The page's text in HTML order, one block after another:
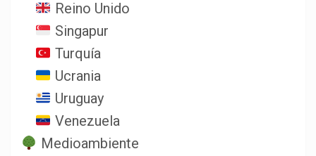
Reino Unido
Singapur
Turquía
Ucrania
Uruguay
Venezuela
Medioambiente